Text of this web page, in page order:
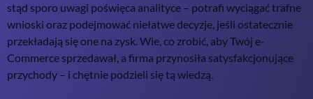
stąd sporo uwagi poświęca analityce – potrafi wyciągać trafne
wnioski oraz podejmować niełatwe decyzje, jeśli ostatecznie
przekładają się one na zysk. Wie, co zrobić, aby Twój e-
Commerce sprzedawał, a firma przynosiła satysfakcjonujące
przychody – i chętnie podzieli się tą wiedzą.